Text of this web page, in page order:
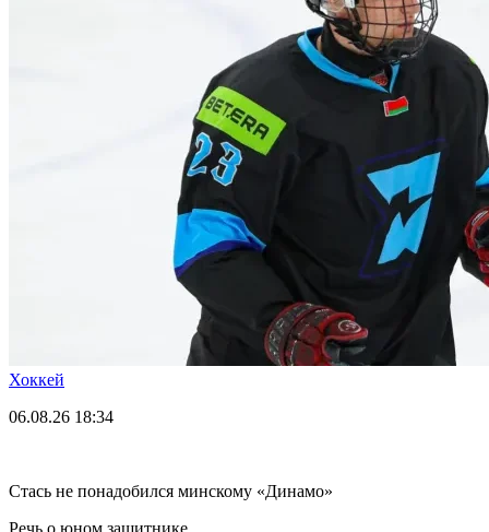
Хоккей
06.08.26 18:34
Стась не понадобился минскому «Динамо»
Речь о юном защитнике.